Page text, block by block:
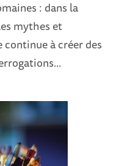
: dans la
mythes et
à créer des